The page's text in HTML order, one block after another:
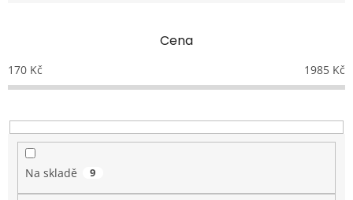
o
d
k
t
Cena
170 Kč 1985 Kč
Na skladě 9